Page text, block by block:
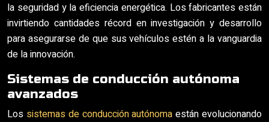
la seguridad y la eficiencia energética. Los fabricantes están
invirtiendo cantidades récord en investigación y desarrollo
para asegurarse de que sus vehículos estén a la vanguardia
de la innovación.
Sistemas de conducción autónoma
avanzados
Los sistemas de conducción autónoma están evolucionando